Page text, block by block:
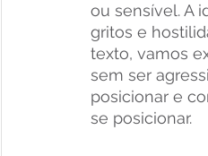
ou sensível. A
gritos e
texto, vamos
sem ser
posicionar e
se posicionar.